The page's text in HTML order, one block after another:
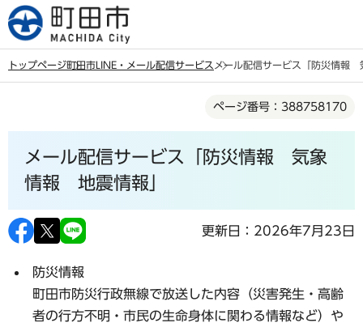
こ
の
トップページ町田市LINE・メール配信サービス メール配信サービス「防災情報
ページ番号：388758170
メール配信サービス「防災情報 気象
情報 地震情報」
更新日：2026年7月23日
防災情報
町田市防災行政無線で放送した内容（災害発生・高齢
者の行方不明・市民の生命身体に関わる情報など）や